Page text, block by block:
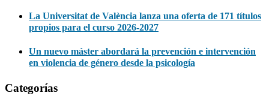
La Universitat de València lanza una oferta de 171 títulos
propios para el curso 2026-2027
Un nuevo máster abordará la prevención e intervención
en violencia de género desde la psicología
Categorías